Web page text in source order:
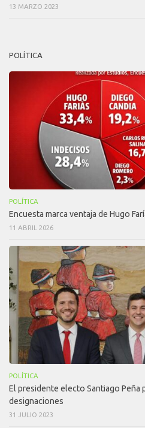
13 MARZO 2023
POLÍTICA
POLÍTICA
Encuesta marca ventaja de Hugo
11 ABRIL 2026
POLÍTICA
El presidente electo Santiago Peña
designaciones
31 JULIO 2023